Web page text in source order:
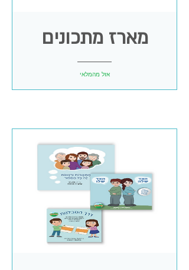
מארז מתכונים
אזל מהמלאי